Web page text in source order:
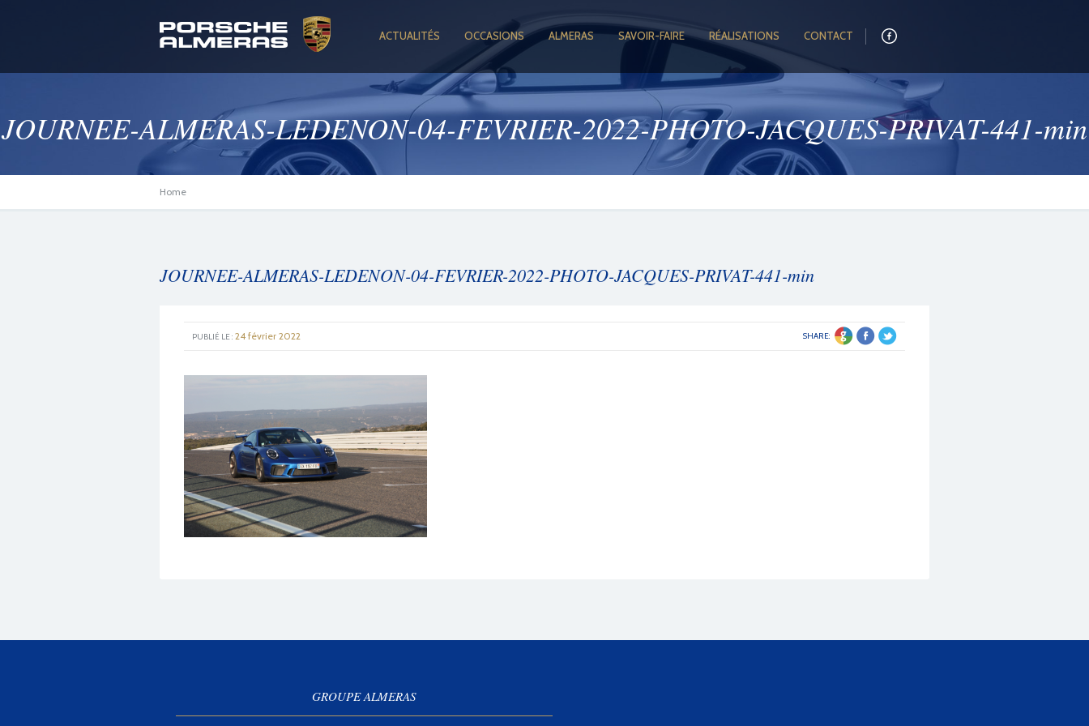
ACTUALITÉS OCCASIONS ALMERAS SAVOIR-FAIRE RÉALISATIONS CONTACT
JOURNEE-ALMERAS-LEDENON-04-FEVRIER-2022-PHOTO-JACQUES-PRIVAT-441-min
Home
JOURNEE-ALMERAS-LEDENON-04-FEVRIER-2022-PHOTO-JACQUES-PRIVAT-441-min
SHARE:
PUBLIÉ LE : 24 février 2022
GROUPE ALMERAS